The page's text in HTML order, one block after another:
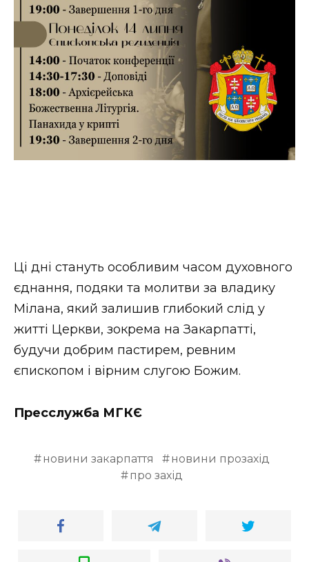
Ці дні стануть особливим часом духовного
єднання, подяки та молитви за владику
Мілана, який залишив глибокий слід у
житті Церкви, зокрема на Закарпатті,
будучи добрим пастирем, ревним
єпископом і вірним слугою Божим.
Пресслужба МГКЄ
новини закарпаття
новини прозахід
про захід